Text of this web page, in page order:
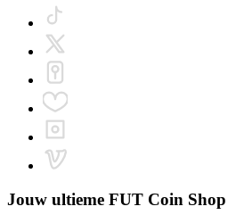
Jouw ultieme FUT Coin Shop